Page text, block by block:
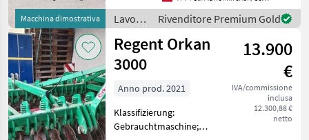
Macchina dimostrativa
dischi compatto Amazone
Catros+ 5003-2TS (macchina
da dimostraz
Lavorazione
terreno
/
Amazone
Rivenditore Premium Gold
Regent Orkan
3000
13.900
€
IVA/commissione
inclusa
12.300,88 €
netto
Anno prod. 2021
Klassifizierung:
Gebrauchtmaschine;